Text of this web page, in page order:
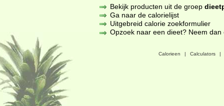
Bekijk producten uit de groep
Ga naar de calorielijst
Uitgebreid calorie zoekformulier
Opzoek naar een dieet? Neem
Calorieen | Calculators |